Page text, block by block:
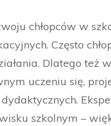
chłopców w
Często
Dlatego też
uczeniu się,
szkolnym –